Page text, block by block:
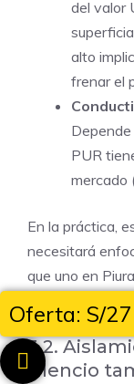
del valor
alto
frenar el
PUR
mercado
En la práctica,
necesitará
que uno en
espesor del
3.2.
silencio
Oferta: S/